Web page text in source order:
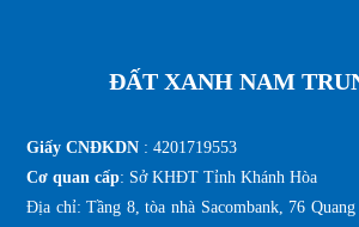
ĐẤT XANH NAM
Giấy CNĐKDN : 4201719553
Cơ quan cấp: Sở KHĐT Tỉnh Khánh Hòa
Địa chỉ: Tầng 8, tòa nhà Sacombank, 76